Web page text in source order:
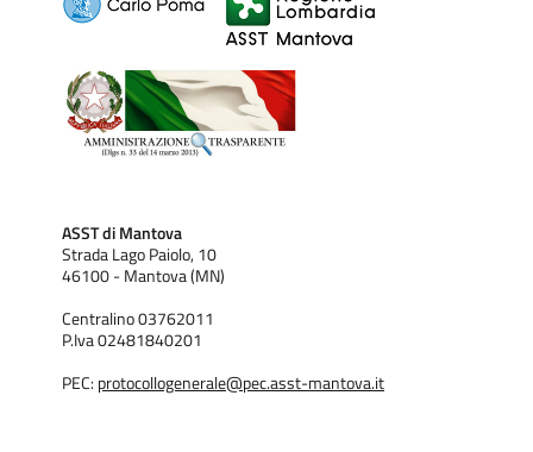
ASST di Mantova
Strada Lago Paiolo, 10
46100 - Mantova (MN)
Centralino 03762011
P.Iva 02481840201
PEC: protocollogenerale@pec.asst-mantova.it